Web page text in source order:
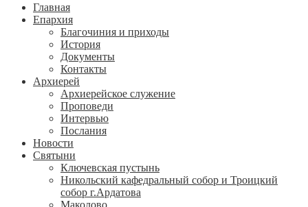
Главная
Епархия
Благочиния и приходы
История
Документы
Контакты
Архиерей
Архиерейское служение
Проповеди
Интервью
Послания
Новости
Святыни
Ключевская пустынь
Никольский кафедральный собор и Троицкий
собор г.Ардатова
Маколово